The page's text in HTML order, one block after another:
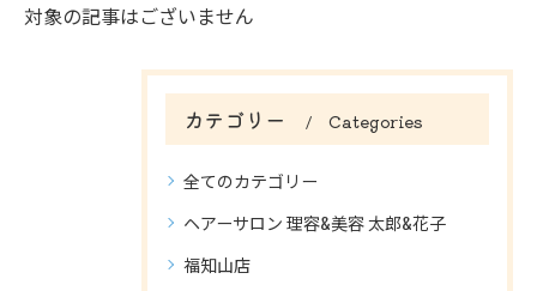
対象の記事はございません
カテゴリー Categories
全てのカテゴリー
ヘアーサロン 理容&美容 太郎&花子
福知山店